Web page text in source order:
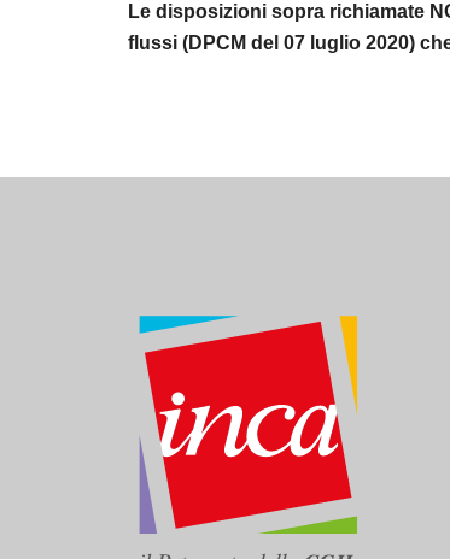
Le disposizioni sopra richiamate
flussi (DPCM del 07 luglio 2020)